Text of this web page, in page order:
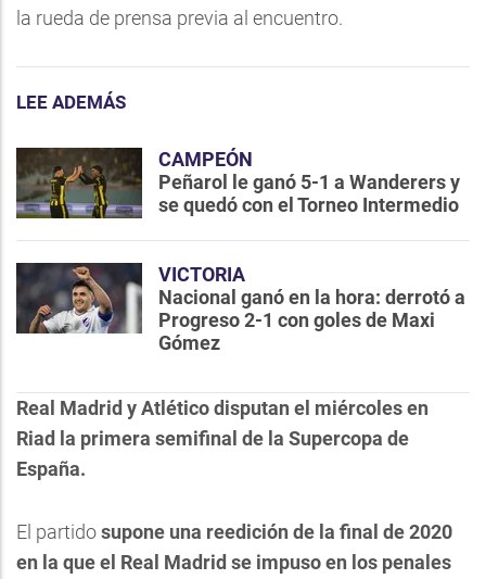
la rueda de prensa previa al encuentro.
LEE ADEMÁS
CAMPEÓN
Peñarol le ganó 5-1 a Wanderers y
se quedó con el Torneo Intermedio
VICTORIA
Nacional ganó en la hora: derrotó a
Progreso 2-1 con goles de Maxi
Gómez
Real Madrid y Atlético disputan el miércoles en
Riad la primera semifinal de la Supercopa de
España.
El partidosupone una reedición de la final de 2020
en la que el Real Madrid se impuso en los penales